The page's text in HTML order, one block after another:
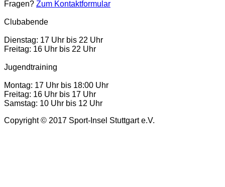
Fragen? Zum Kontaktformular
Clubabende
Dienstag: 17 Uhr bis 22 Uhr
Freitag: 16 Uhr bis 22 Uhr
Jugendtraining
Montag: 17 Uhr bis 18:00 Uhr
Freitag: 16 Uhr bis 17 Uhr
Samstag: 10 Uhr bis 12 Uhr
Copyright © 2017 Sport-Insel Stuttgart e.V.